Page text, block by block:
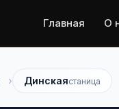
Главная О
› Динскаястаница